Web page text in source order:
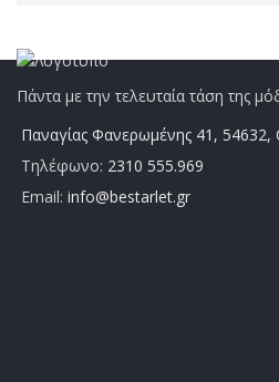
Πάντα με την τελευταία τάση της
Παναγίας Φανερωμένης 41, 54632,
Τηλέφωνο: 2310 555.969
Email: info@bestarlet.gr